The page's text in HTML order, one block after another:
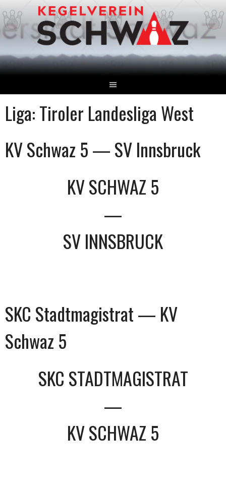
zum
Inhalt
Liga:Tiroler Landesliga West
KV Schwaz 5 — SV Innsbruck
KV SCHWAZ 5
—
SV INNSBRUCK
SKC Stadtmagistrat — KV
Schwaz 5
SKC STADTMAGISTRAT
—
KV SCHWAZ 5